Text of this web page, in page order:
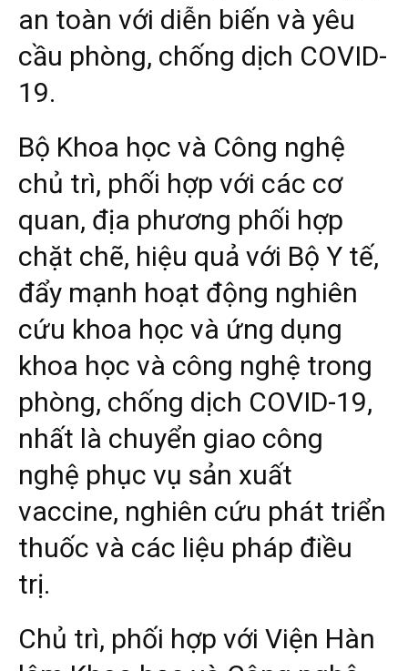
an toàn với diễn biến và yêu
cầu phòng, chống dịch COVID-
19.
Bộ Khoa học và Công nghệ
chủ trì, phối hợp với các cơ
quan, địa phương phối hợp
chặt chẽ, hiệu quả với Bộ Y tế,
đẩy mạnh hoạt động nghiên
cứu khoa học và ứng dụng
khoa học và công nghệ trong
phòng, chống dịch COVID-19,
nhất là chuyển giao công
nghệ phục vụ sản xuất
vaccine, nghiên cứu phát triển
thuốc và các liệu pháp điều
trị.
Chủ trì, phối hợp với Viện Hàn